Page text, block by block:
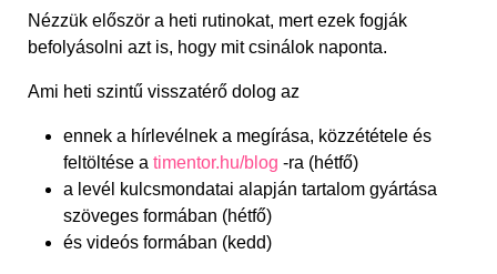
Nézzük először a heti rutinokat, mert ezek fogják
befolyásolni azt is, hogy mit csinálok naponta.
Ami heti szintű visszatérő dolog az
ennek a hírlevélnek a megírása, közzététele és
feltöltése a timentor.hu/blog -ra (hétfő)
a levél kulcsmondatai alapján tartalom gyártása
szöveges formában (hétfő)
és videós formában (kedd)